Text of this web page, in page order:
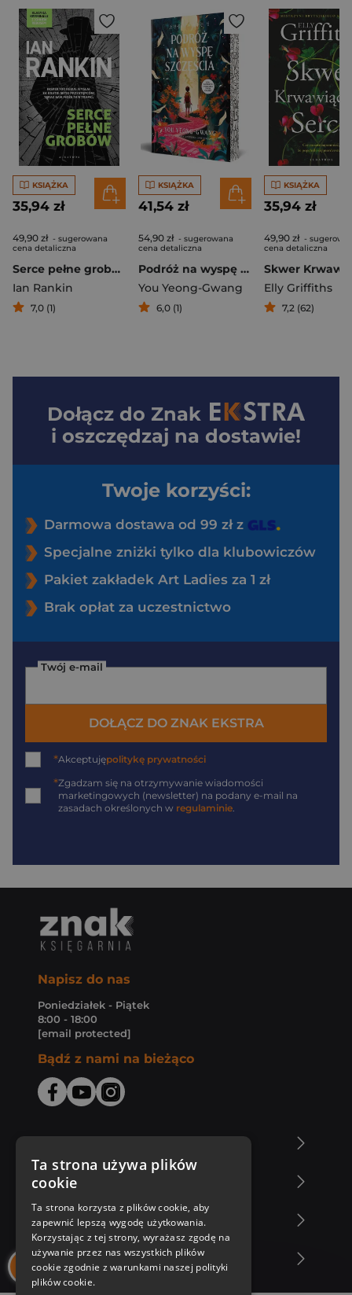
KSIĄŻKA
35,94 zł
49,90 zł - sugerowana
cena detaliczna
Serce pełne grobów
Ian Rankin
7,0 (1)
KSIĄŻKA
41,54 zł
54,90 zł - sugerowana
cena detaliczna
Podróż na wyspę szczęścia (ilustrowane krawędzie biało-czarne)
You Yeong-Gwang
6,0 (1)
KSIĄŻKA
35,94 zł
49,90 zł -
cena detaliczna
Elly Griffiths
7,2 (62)
Dołącz do Znak
i oszczędzaj na dostawie!
Twoje korzyści:
Darmowa dostawa od 99 zł z
Specjalne zniżki tylko dla klubowiczów
Pakiet zakładek Art Ladies za 1 zł
Brak opłat za uczestnictwo
Twój e-mail
DOŁĄCZ DO ZNAK EKSTRA
*Akceptujępolitykę prywatności
*Zgadzam się na otrzymywanie wiadomości
marketingowych (newsletter) na podany e-mail na
zasadach określonych w regulaminie.
Napisz do nas
Poniedziałek - Piątek
8:00 - 18:00
[email protected]
Bądź z nami na bieżąco
Zakupy u nas
Nasza oferta
Nasi autorzy
Ta strona używa plików
cookie
Ta strona korzysta z plików cookie, aby
zapewnić lepszą wygodę użytkowania.
Korzystając z tej strony, wyrażasz zgodę na
używanie przez nas wszystkich plików
cookie zgodnie z warunkami naszej polityki
plików cookie.